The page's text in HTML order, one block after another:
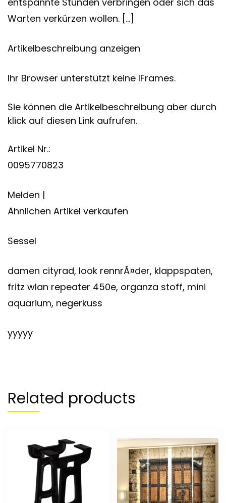
Warten verkürzen wollen. […]
Artikelbeschreibung anzeigen
Ihr Browser unterstützt keine IFrames.
Sie können die Artikelbeschreibung aber durch
klick auf diesen Link aufrufen.
Artikel Nr.:
0095770823
Melden |
Ähnlichen Artikel verkaufen
Sessel
damen cityrad, look rennrÃ¤der, klappspaten,
fritz wlan repeater 450e, organza stoff, mini
aquarium, negerkuss
yyyyy
Related products